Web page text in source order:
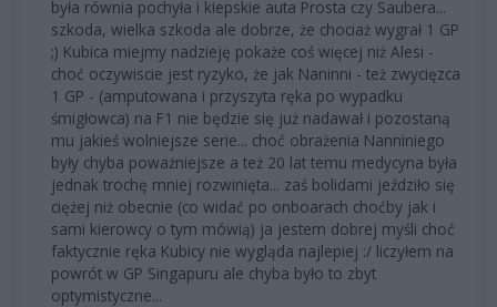
była równia pochyła i kiepskie auta Prosta czy Saubera...
szkoda, wielka szkoda ale dobrze, że chociaż wygrał 1 GP
;) Kubica miejmy nadzieję pokaże coś więcej niż Alesi -
choć oczywiscie jest ryzyko, że jak Naninni - też zwycięzca
1 GP - (amputowana i przyszyta ręka po wypadku
śmigłowca) na F1 nie będzie się już nadawał i pozostaną
mu jakieś wolniejsze serie... choć obrażenia Nanniniego
były chyba poważniejsze a też 20 lat temu medycyna była
jednak trochę mniej rozwinięta... zaś bolidami jeździło się
ciężej niż obecnie (co widać po onboarach choćby jak i
sami kierowcy o tym mówią) ja jestem dobrej myśli choć
faktycznie ręka Kubicy nie wygląda najlepiej :/ liczyłem na
powrót w GP Singapuru ale chyba było to zbyt
optymistyczne...